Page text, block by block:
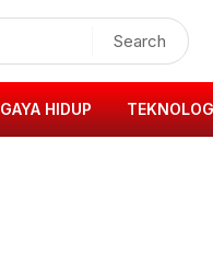
Search
GAYA HIDUP